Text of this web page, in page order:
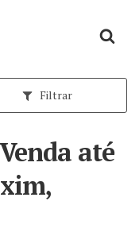
Filtrar
até